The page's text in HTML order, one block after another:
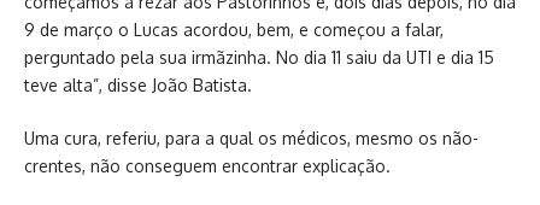
9 de março o Lucas acordou, bem, e começou a falar,
perguntado pela sua irmãzinha. No dia 11 saiu da UTI e dia 15
teve alta”, disse João Batista.
Uma cura, referiu, para a qual os médicos, mesmo os não-
crentes, não conseguem encontrar explicação.